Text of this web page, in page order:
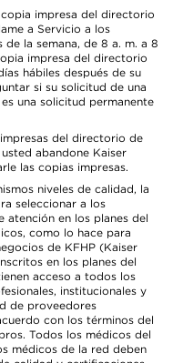
impresa del directorio
a Servicio a los
de la semana, de 8 a. m. a 8
impresa del directorio
hábiles después de su
si su solicitud de una
una solicitud permanente
del directorio de
abandone Kaiser
las copias impresas.
niveles de calidad, la
seleccionar a los
atención en los planes del
como lo hace para
de KFHP (Kaiser
en los planes del
acceso a todos los
institucionales y
de proveedores
con los términos del
Todos los médicos del
médicos de la red deben